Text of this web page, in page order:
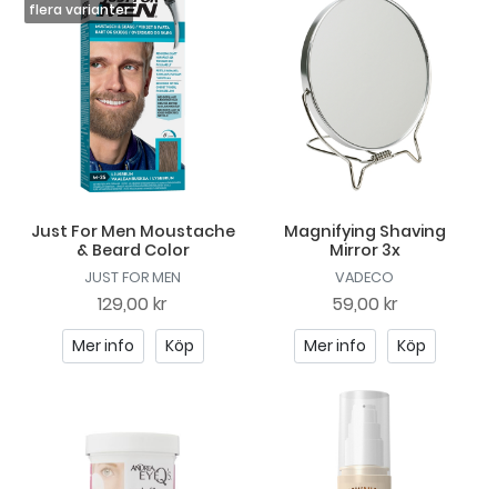
Just For Men Moustache
& Beard Color
JUST FOR MEN
129,00 kr
Mer info Köp
Magnifying Shaving
Mirror 3x
VADECO
59,00 kr
Mer info Köp